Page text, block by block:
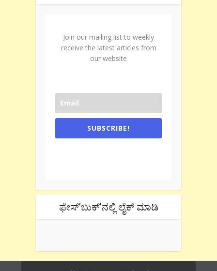
Join our mailing list to weekly
receive the latest articles from
our website
SUBSCRIBE!
ಫೇಸ್’ಬುಕ್’ನಲ್ಲಿ ಲೈಕ್ ಮಾಡಿ